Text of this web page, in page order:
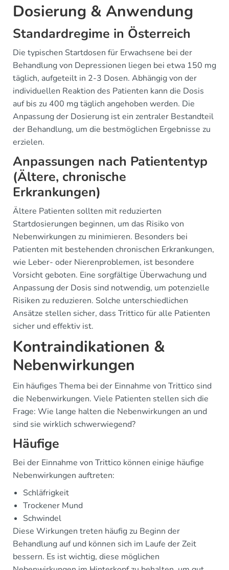
Dosierung & Anwendung
Standardregime in Österreich
Die typischen Startdosen für Erwachsene bei der
Behandlung von Depressionen liegen bei etwa 150 mg
täglich, aufgeteilt in 2-3 Dosen. Abhängig von der
individuellen Reaktion des Patienten kann die Dosis
auf bis zu 400 mg täglich angehoben werden. Die
Anpassung der Dosierung ist ein zentraler Bestandteil
der Behandlung, um die bestmöglichen Ergebnisse zu
erzielen.
Anpassungen nach Patiententyp
(Ältere, chronische
Erkrankungen)
Ältere Patienten sollten mit reduzierten
Startdosierungen beginnen, um das Risiko von
Nebenwirkungen zu minimieren. Besonders bei
Patienten mit bestehenden chronischen Erkrankungen,
wie Leber- oder Nierenproblemen, ist besondere
Vorsicht geboten. Eine sorgfältige Überwachung und
Anpassung der Dosis sind notwendig, um potenzielle
Risiken zu reduzieren. Solche unterschiedlichen
Ansätze stellen sicher, dass Trittico für alle Patienten
sicher und effektiv ist.
Kontraindikationen &
Nebenwirkungen
Ein häufiges Thema bei der Einnahme von Trittico sind
die Nebenwirkungen. Viele Patienten stellen sich die
Frage: Wie lange halten die Nebenwirkungen an und
sind sie wirklich schwerwiegend?
Häufige
Bei der Einnahme von Trittico können einige häufige
Nebenwirkungen auftreten:
Schläfrigkeit
Trockener Mund
Schwindel
Diese Wirkungen treten häufig zu Beginn der
Behandlung auf und können sich im Laufe der Zeit
bessern. Es ist wichtig, diese möglichen